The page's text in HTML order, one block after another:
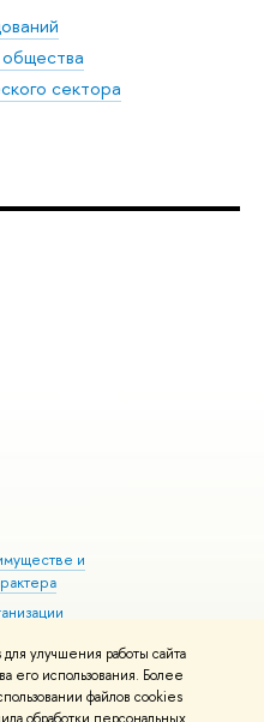
улучшения работы сайта
его использования. Более
файлов cookies
сектора
и
здоровья